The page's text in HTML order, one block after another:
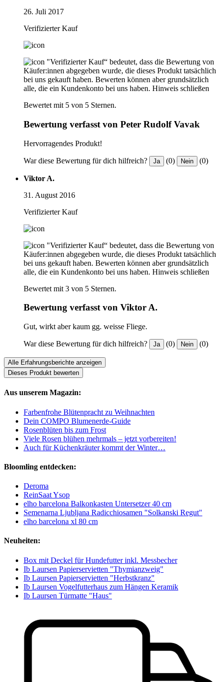
26. Juli 2017
Verifizierter Kauf
"Verifizierter Kauf“ bedeutet, dass die Bewertung von
Käufer:innen abgegeben wurde, die dieses Produkt tatsächlich
bei uns gekauft haben. Bewerten können aber grundsätzlich
alle, die ein Kundenkonto bei uns haben. Hinweis schließen
Bewertet mit 5 von 5 Sternen.
Bewertung verfasst von Peter Rudolf Vavak
Hervorragendes Produkt!
War diese Bewertung für dich hilfreich? Ja (0) Nein (0)
Viktor A.
31. August 2016
Verifizierter Kauf
"Verifizierter Kauf“ bedeutet, dass die Bewertung von
Käufer:innen abgegeben wurde, die dieses Produkt tatsächlich
bei uns gekauft haben. Bewerten können aber grundsätzlich
alle, die ein Kundenkonto bei uns haben. Hinweis schließen
Bewertet mit 3 von 5 Sternen.
Bewertung verfasst von Viktor A.
Gut, wirkt aber kaum gg. weisse Fliege.
War diese Bewertung für dich hilfreich? Ja (0) Nein (0)
Alle Erfahrungsberichte anzeigen
Dieses Produkt bewerten
Aus unserem Magazin:
Farbenfrohe Blütenpracht zu Weihnachten
Dein COMPO Blumenerde-Guide
Rosenblüten bis zum Frost
Viele Rosen blühen mehrmals – jetzt vorbereiten!
Auch für Küchenkräuter kommt der Winter…
Bloomling entdecken:
Deroma
ReinSaat Ysop
elho barcelona Balkonkasten Untersetzer 40 cm
Semenarna Ljubljana Radicchiosamen "Solkanski Regut"
elho barcelona xl 80 cm
Neuheiten:
Box mit Deckel für Hundefutter inkl. Messbecher
Ib Laursen Papierservietten "Thymianzweig"
Ib Laursen Papierservietten "Herbstkranz"
Ib Laursen Vogelfutterhaus zum Hängen Keramik
Ib Laursen Türmatte "Haus"